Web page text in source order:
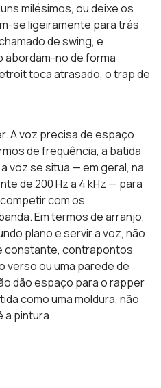
milésimos, ou deixe os
se ligeiramente para trás
de swing, e
no de forma
toca atrasado, o trap de
A voz precisa de espaço
de frequência, a batida
voz se situa — em geral, na
de 200 Hz a 4 kHz — para
com os
Em termos de arranjo,
plano e servir a voz, não
constante, contrapontos
verso ou uma parede de
dão espaço para o rapper
como uma moldura, não
a pintura.